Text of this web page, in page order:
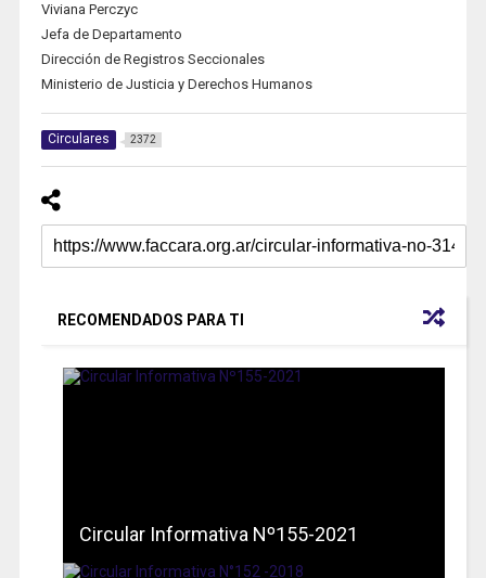
Viviana Perczyc
Jefa de Departamento
Dirección de Registros Seccionales
Ministerio de Justicia y Derechos Humanos
Circulares 2372
RECOMENDADOS PARA TI
Circular Informativa Nº155-2021